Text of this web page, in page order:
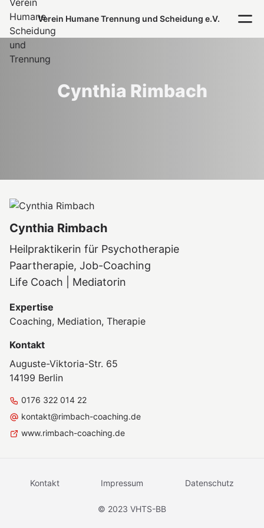
Verein Humane Trennung und Scheidung e.V.
Cynthia Rimbach
Cynthia Rimbach
Heilpraktikerin für Psychotherapie
Paartherapie, Job-Coaching
Life Coach | Mediatorin
Expertise
Coaching, Mediation, Therapie
Kontakt
Auguste-Viktoria-Str. 65
14199 Berlin
0176 322 014 22
kontakt@rimbach-coaching.de
www.rimbach-coaching.de
Kontakt Impressum Datenschutz
© 2023 VHTS-BB